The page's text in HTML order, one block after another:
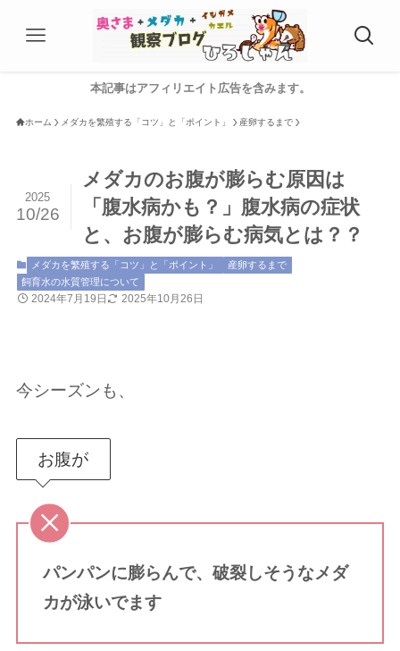
本記事はアフィリエイト広告を含みます。
ホーム メダカを繁殖する「コツ」と「ポイント」 産卵するまで
メダカのお腹が膨らむ原因は
「腹水病かも？」腹水病の症状
と、お腹が膨らむ病気とは？？
2025
10/26
メダカを繁殖する「コツ」と「ポイント」
産卵するまで
飼育水の水質管理について
2024年7月19日 2025年10月26日
今シーズンも、
お腹が
パンパンに膨らんで、破裂しそうなメダ
カが泳いでます